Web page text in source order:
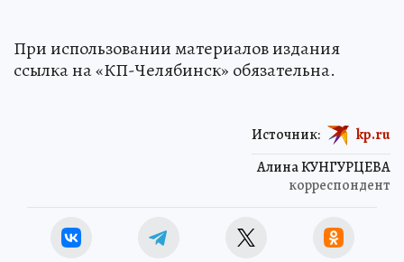
При использовании материалов издания
ссылка на «КП-Челябинск» обязательна.
Алина КУНГУРЦЕВА
корреспондент
Источник: kp.ru